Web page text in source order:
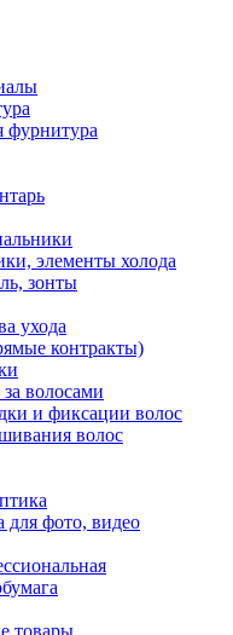
фурнитура
элементы холода
зонты
ухода
контракты)
волосами
и фиксации волос
волос
для фото, видео
товары